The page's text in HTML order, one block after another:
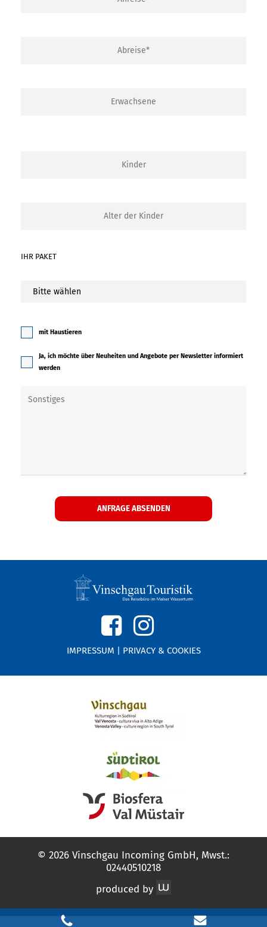
IHR PAKET
mit Haustieren
Ja, ich möchte über Neuheiten und Angebote per Newsletter informiert
werden
IMPRESSUM | PRIVACY & COOKIES
© 2026 Vinschgau Incoming GmbH, Mwst.:
02440510218
produced by